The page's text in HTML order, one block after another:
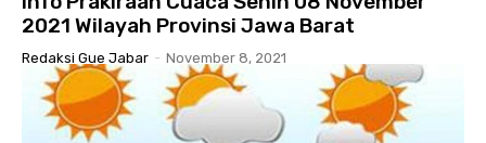
2021 Wilayah Provinsi Jawa Barat
Redaksi Gue Jabar - November 8, 2021